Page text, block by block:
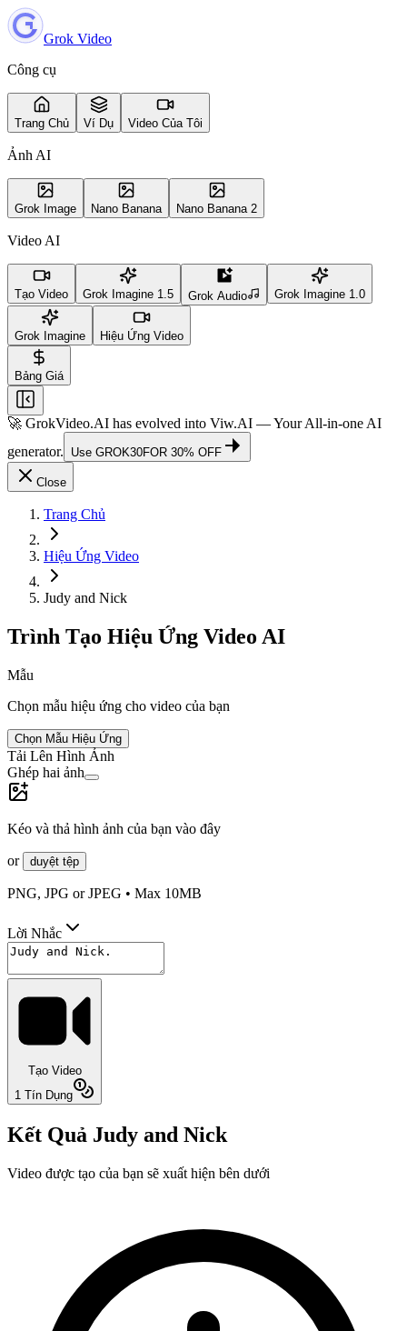
Grok Video
Công cụ
Trang Chủ Ví Dụ Video Của Tôi
Ảnh AI
Grok Image Nano Banana Nano Banana 2
Video AI
Tạo Video Grok Imagine 1.5 Grok Audio Grok Imagine 1.0
Grok Imagine Hiệu Ứng Video
Bảng Giá
🚀 GrokVideo.AI has evolved into Viw.AI — Your All-in-one AI
generator.
Use GROK30FOR 30% OFF
Close
Trang Chủ
Hiệu Ứng Video
Judy and Nick
Trình Tạo Hiệu Ứng Video AI
Mẫu
Chọn mẫu hiệu ứng cho video của bạn
Chọn Mẫu Hiệu Ứng
Tải Lên Hình Ảnh
Ghép hai ảnh
Kéo và thả hình ảnh của bạn vào đây
or duyệt tệp
PNG, JPG or JPEG • Max 10MB
Lời Nhắc
Tạo Video
1 Tín Dụng
Kết Quả Judy and Nick
Video được tạo của bạn sẽ xuất hiện bên dưới